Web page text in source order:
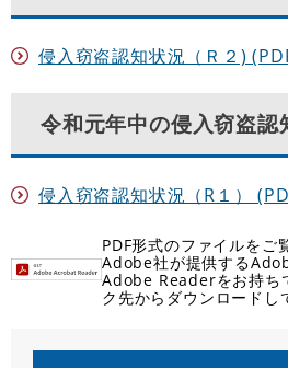
侵入窃盗認知状況（Ｒ２)
令和元年中の侵入窃盗認
侵入窃盗認知状況（R１）
PDF形式のファイルをご
Adobe社が提供する
Adobe Readerをお持ち
ク先からダウンロードし